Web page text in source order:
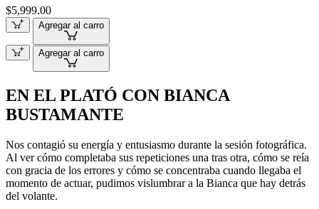
$5,999.00
Agregar al carro
Agregar al carro
EN EL PLATÓ CON BIANCA
BUSTAMANTE
Nos contagió su energía y entusiasmo durante la sesión fotográfica.
Al ver cómo completaba sus repeticiones una tras otra, cómo se reía
con gracia de los errores y cómo se concentraba cuando llegaba el
momento de actuar, pudimos vislumbrar a la Bianca que hay detrás
del volante.